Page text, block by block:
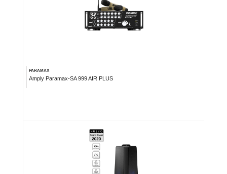
PARAMAX
Amply Paramax-SA 999 AIR PLUS